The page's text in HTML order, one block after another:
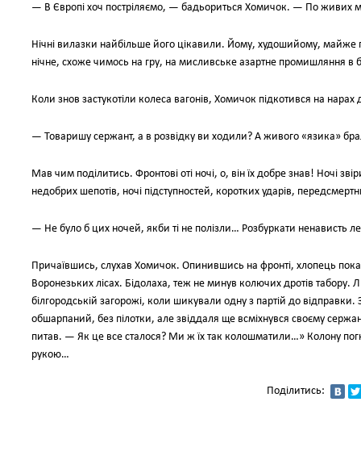
— В Європі хоч постріляємо, — бадьориться Хомичок. — По живих
Нічні вилазки найбільше його цікавили. Йому, худошийому, майже
нічне, схоже чимось на гру, на мисливське азартне промишляння в
Коли знов застукотіли колеса вагонів, Хомичок підкотився на нарах
— Товаришу сержант, а в розвідку ви ходили? А живого «язика»
Мав чим поділитись. Фронтові оті ночі, о, він їх добре знав! Ночі
недобрих шепотів, ночі підступностей, коротких ударів,
— Не було б цих ночей, якби ті не полізли… Розбуркати ненависть
Причаївшись, слухав Хомичок. Опинившись на фронті, хлопець
Воронезьких лісах. Бідолаха, теж не минув колючих дротів табору.
білгородській загорожі, коли шикували одну з партій до
обшарпаний, без пілотки, але звіддаля ще всміхнувся своєму
питав. — Як це все сталося? Ми ж їх так колошматили…» Колону
рукою…
Поділитись: